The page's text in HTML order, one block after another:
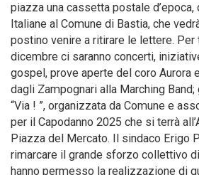
piazza una cassetta postale
Italiane al Comune di Bastia, che
postino venire a ritirare le lettere.
dicembre ci saranno concerti,
gospel, prove aperte del coro Aurora
dagli Zampognari alla Marching Band;
“Via ! ”, organizzata da Comune e
per il Capodanno 2025 che si terrà
Piazza del Mercato. Il sindaco Erigo
rimarcare il grande sforzo collettivo
hanno permesso la realizzazione di